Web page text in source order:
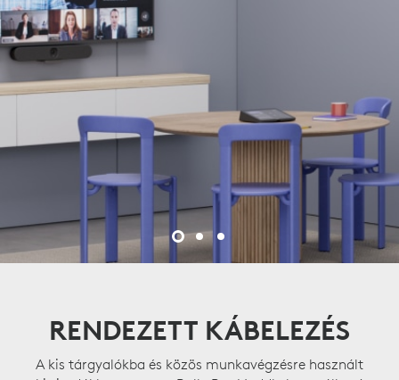
RENDEZETT KÁBELEZÉS
A kis tárgyalókba és közös munkavégzésre használt